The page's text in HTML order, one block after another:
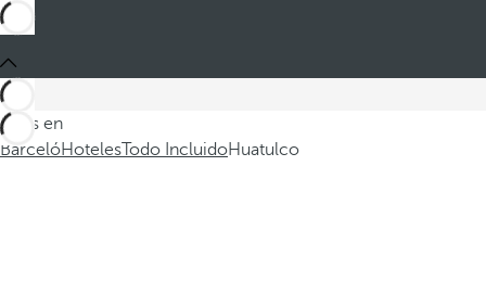
Estás en
BarcelóHotelesTodo IncluidoHuatulco